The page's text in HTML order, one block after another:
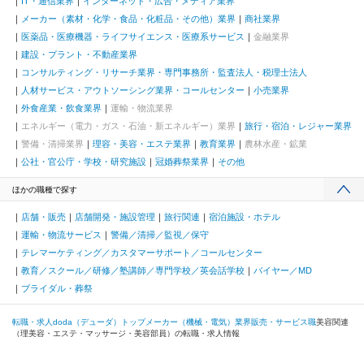
メーカー（素材・化学・食品・化粧品・その他）業界
商社業界
医薬品・医療機器・ライフサイエンス・医療系サービス
金融業界
建設・プラント・不動産業界
コンサルティング・リサーチ業界・専門事務所・監査法人・税理士法人
人材サービス・アウトソーシング業界・コールセンター
小売業界
外食産業・飲食業界
運輸・物流業界
エネルギー（電力・ガス・石油・新エネルギー）業界
旅行・宿泊・レジャー業界
警備・清掃業界
理容・美容・エステ業界 教育業界
農林水産・鉱業
公社・官公庁・学校・研究施設
冠婚葬祭業界 その他
ほかの職種で探す
店舗・販売 店舗開発・施設管理 旅行関連
宿泊施設・ホテル
運輸・物流サービス
警備／清掃／監視／保守
テレマーケティング／カスタマーサポート／コールセンター
教育／スクール／研修／塾講師／専門学校／英会話学校
バイヤー／MD
ブライダル・葬祭
転職・求人doda（デューダ）トップメーカー（機械・電気）業界販売・サービス職美容関連
（理美容・エステ・マッサージ・美容部員）の転職・求人情報